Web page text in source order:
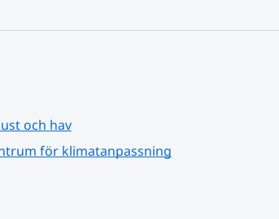
och hav
för klimatanpassning